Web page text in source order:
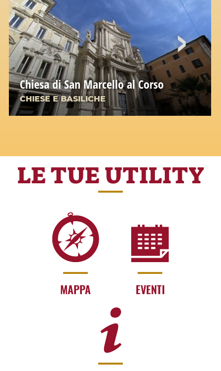
Chiesa di San Marcello al Corso
CHIESE E BASILICHE
LE TUE UTILITY
MAPPA EVENTI